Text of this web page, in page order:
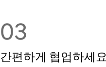
03
간편하게 협업하세요